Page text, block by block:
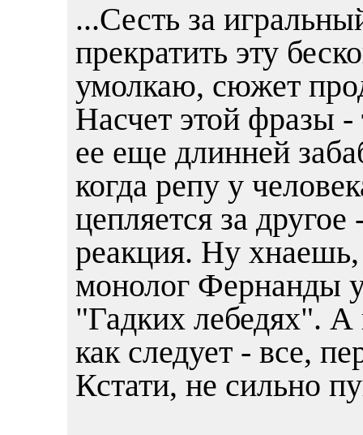
...Сесть за
прекратить эту
умолкаю, сюжет
Насчет этой фразы
ее еще длинней
когда репу у
цепляется за
реакция. Ну
монолог Фернанды
"Гадких лебедях". А
как следует - все,
Кстати, не сильно